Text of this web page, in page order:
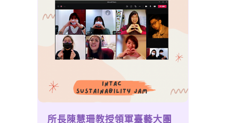
所長陳慧珊教授領軍臺藝大團